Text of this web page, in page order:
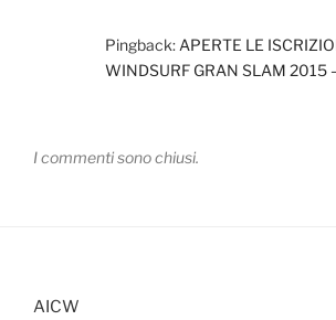
Pingback: APERTE LE
WINDSURF GRAN SLAM 2015
I commenti sono chiusi.
AICW